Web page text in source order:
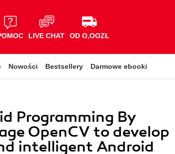
LIVE CHAT OD O,OOZŁ
Nowości Bestsellery Darmowe ebooki
Programming By
OpenCV to develop
intelligent Android